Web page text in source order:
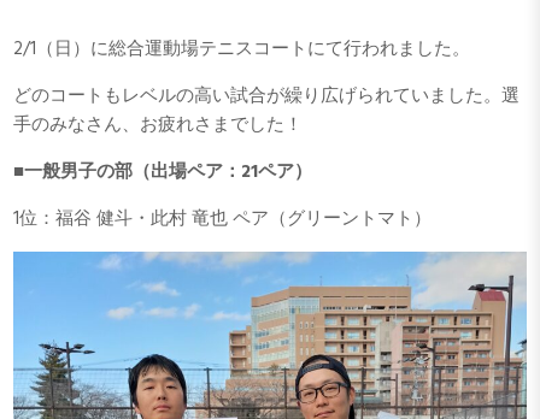
2/1（日）に総合運動場テニスコートにて行われました。
どのコートもレベルの高い試合が繰り広げられていました。選
手のみなさん、お疲れさまでした！
■一般男子の部（出場ペア：21ペア）
1位：福谷 健斗・此村 竜也 ペア（グリーントマト）